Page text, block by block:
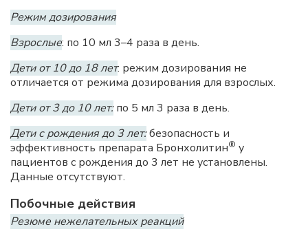
Режим дозирования
Взрослые: по 10 мл 3–4 раза в день.
Дети от 10 до 18 лет: режим дозирования не
отличается от режима дозирования для взрослых.
Дети от 3 до 10 лет:по 5 мл 3 раза в день.
Дети с рождения до 3 лет:безопасность и
эффективность препарата Бронхолитин® у
пациентов с рождения до 3 лет не установлены.
Данные отсутствуют.
Побочные действия
Резюме нежелательных реакций